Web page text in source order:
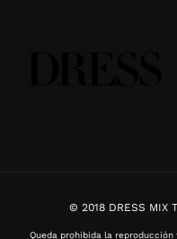
© 2018 DRESS MIX
Queda prohibida la